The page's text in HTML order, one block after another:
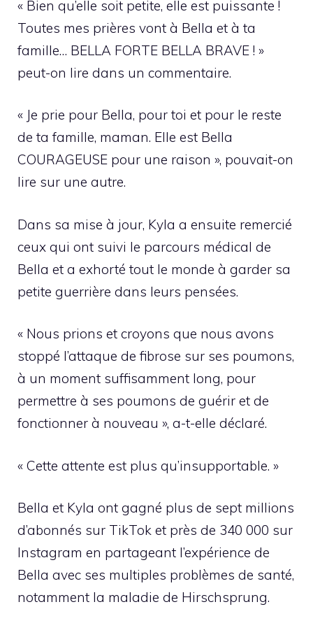
« Bien qu’elle soit petite, elle est puissante !
Toutes mes prières vont à Bella et à ta
famille… BELLA FORTE BELLA BRAVE ! »
peut-on lire dans un commentaire.
« Je prie pour Bella, pour toi et pour le reste
de ta famille, maman. Elle est Bella
COURAGEUSE pour une raison », pouvait-on
lire sur une autre.
Dans sa mise à jour, Kyla a ensuite remercié
ceux qui ont suivi le parcours médical de
Bella et a exhorté tout le monde à garder sa
petite guerrière dans leurs pensées.
« Nous prions et croyons que nous avons
stoppé l’attaque de fibrose sur ses poumons,
à un moment suffisamment long, pour
permettre à ses poumons de guérir et de
fonctionner à nouveau », a-t-elle déclaré.
« Cette attente est plus qu’insupportable. »
Bella et Kyla ont gagné plus de sept millions
d’abonnés sur TikTok et près de 340 000 sur
Instagram en partageant l’expérience de
Bella avec ses multiples problèmes de santé,
notamment la maladie de Hirschsprung.